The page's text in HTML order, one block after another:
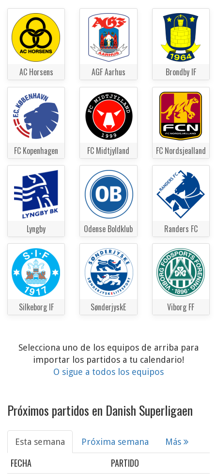
AC Horsens AGF Aarhus Brondby IF
FC Kopenhagen FC Midtjylland FC Nordsjealland
Lyngby Odense Boldklub Randers FC
Silkeborg IF SønderjyskE Viborg FF
Selecciona uno de los equipos de arriba para
importar los partidos a tu calendario!
O sigue a todos los equipos
Próximos partidos en Danish Superligaen
Esta semana Próxima semana Más
FECHA PARTIDO